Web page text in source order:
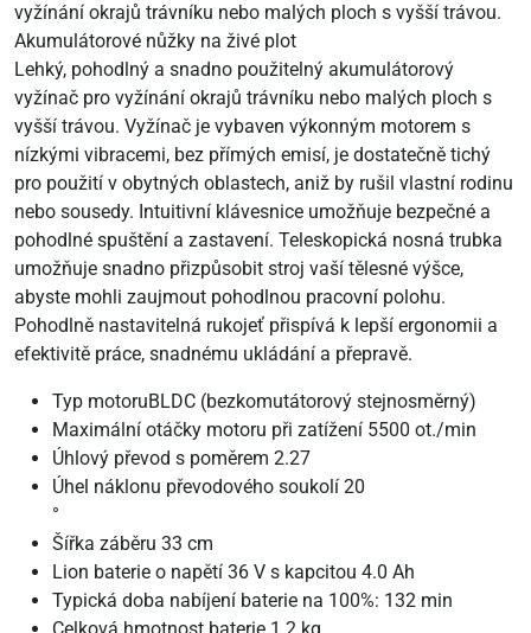
vyžínání okrajů trávníku nebo malých ploch s vyšší trávou.
Akumulátorové nůžky na živé plot
Lehký, pohodlný a snadno použitelný akumulátorový
vyžínač pro vyžínání okrajů trávníku nebo malých ploch s
vyšší trávou. Vyžínač je vybaven výkonným motorem s
nízkými vibracemi, bez přímých emisí, je dostatečně tichý
pro použití v obytných oblastech, aniž by rušil vlastní rodinu
nebo sousedy. Intuitivní klávesnice umožňuje bezpečné a
pohodlné spuštění a zastavení. Teleskopická nosná trubka
umožňuje snadno přizpůsobit stroj vaší tělesné výšce,
abyste mohli zaujmout pohodlnou pracovní polohu.
Pohodlně nastavitelná rukojeť přispívá k lepší ergonomii a
efektivitě práce, snadnému ukládání a přepravě.
Typ motoruBLDC (bezkomutátorový stejnosměrný)
Maximální otáčky motoru při zatížení 5500 ot./min
Úhlový převod s poměrem 2.27
Úhel náklonu převodového soukolí 20
°
Šířka záběru 33 cm
Lion baterie o napětí 36 V s kapcitou 4.0 Ah
Typická doba nabíjení baterie na 100%: 132 min